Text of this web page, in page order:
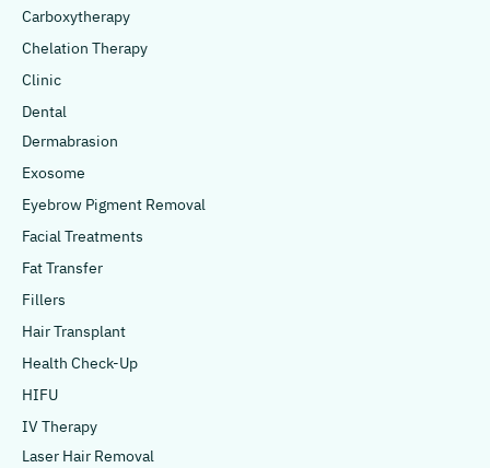
Carboxytherapy
Chelation Therapy
Clinic
Dental
Dermabrasion
Exosome
Eyebrow Pigment Removal
Facial Treatments
Fat Transfer
Fillers
Hair Transplant
Health Check-Up
HIFU
IV Therapy
Laser Hair Removal